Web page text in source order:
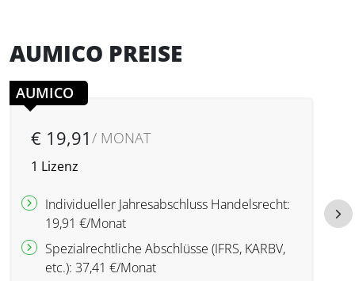
AUMICO PREISE
AUMICO
€ 19,91 / MONAT
1 Lizenz
Individueller Jahresabschluss Handelsrecht:
19,91 €/Monat
Spezialrechtliche Abschlüsse (IFRS, KARBV,
etc.): 37,41 €/Monat